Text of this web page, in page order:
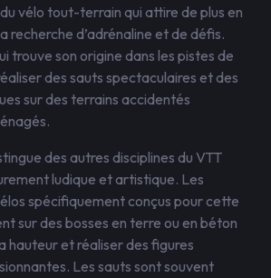
vélo tout-terrain qui attire de plus en
recherche d’adrénaline et de défis.
trouve son origine dans les pistes de
des sauts spectaculaires et des
sur des terrains accidentés
des autres disciplines du VTT
ludique et artistique. Les
spécifiquement conçus pour cette
sur des bosses en terre ou en béton
hauteur et réaliser des figures
Les sauts sont souvent